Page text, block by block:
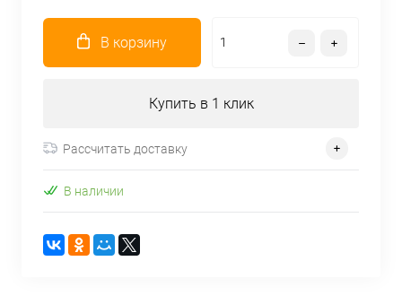
В корзину
Купить в 1 клик
Рассчитать доставку
В наличии